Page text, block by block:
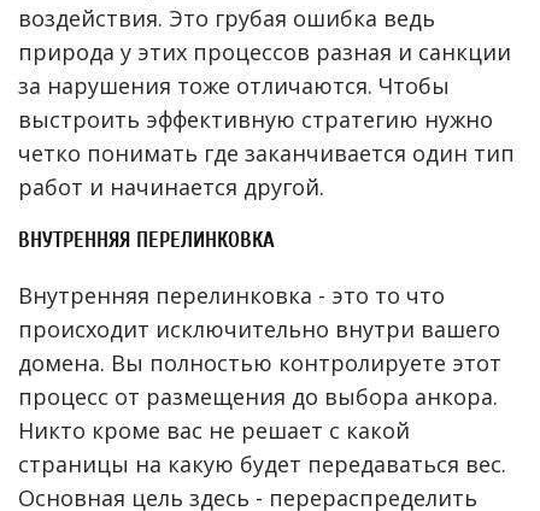
воздействия. Это грубая ошибка ведь
природа у этих процессов разная и санкции
за нарушения тоже отличаются. Чтобы
выстроить эффективную стратегию нужно
четко понимать где заканчивается один тип
работ и начинается другой.
ВНУТРЕННЯЯ ПЕРЕЛИНКОВКА
Внутренняя перелинковка - это то что
происходит исключительно внутри вашего
домена. Вы полностью контролируете этот
процесс от размещения до выбора анкора.
Никто кроме вас не решает с какой
страницы на какую будет передаваться вес.
Основная цель здесь - перераспределить